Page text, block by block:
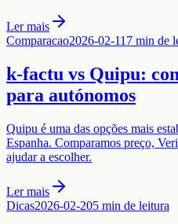
Ler mais
Comparacao2026-02-11 7 min de
k-factu vs Quipu:
para autónomos
Quipu é uma das opções mais
Espanha. Comparamos preço,
ajudar a escolher.
Ler mais
Dicas2026-02-205 min de leitura